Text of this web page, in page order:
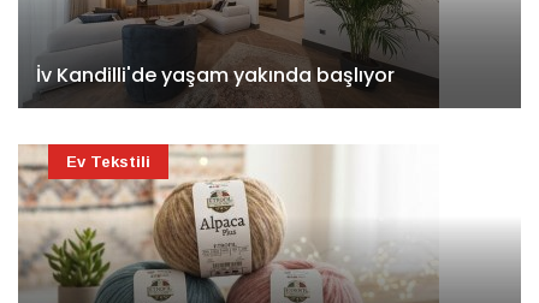
İv Kandilli'de yaşam yakında başlıyor
Ev Tekstili